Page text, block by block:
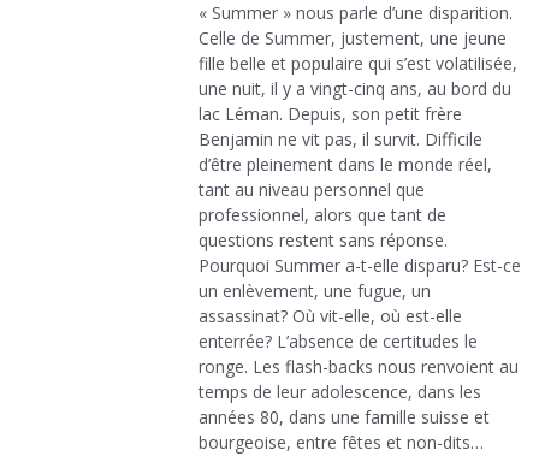
« Summer » nous parle d’une disparition.
Celle de Summer, justement, une jeune
fille belle et populaire qui s’est volatilisée,
une nuit, il y a vingt-cinq ans, au bord du
lac Léman. Depuis, son petit frère
Benjamin ne vit pas, il survit. Difficile
d’être pleinement dans le monde réel,
tant au niveau personnel que
professionnel, alors que tant de
questions restent sans réponse.
Pourquoi Summer a-t-elle disparu? Est-ce
un enlèvement, une fugue, un
assassinat? Où vit-elle, où est-elle
enterrée? L’absence de certitudes le
ronge. Les flash-backs nous renvoient au
temps de leur adolescence, dans les
années 80, dans une famille suisse et
bourgeoise, entre fêtes et non-dits…